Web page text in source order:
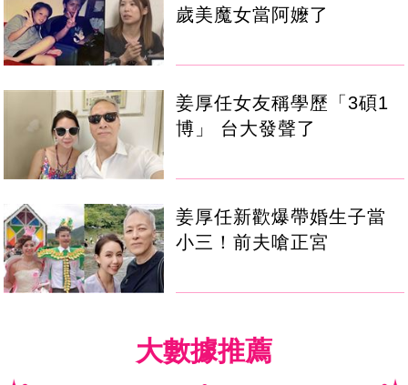
歲美魔女當阿嬤了
姜厚任女友稱學歷「3碩1
博」 台大發聲了
姜厚任新歡爆帶婚生子當
小三！前夫嗆正宮
大數據推薦